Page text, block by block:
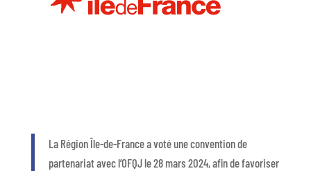
La Région Île-de-France a voté une convention de
partenariat avec l’OFQJ le 28 mars 2024, afin de favoriser